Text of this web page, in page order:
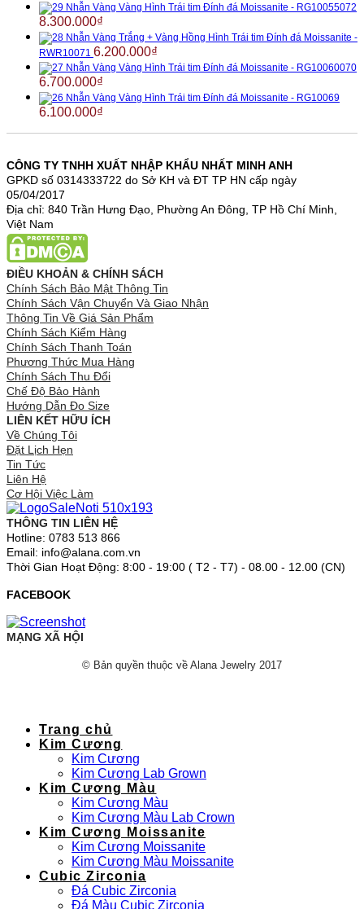
Nhẫn Vàng Vàng Hình Trái tim Đính đá Moissanite - RG10055072
8.300.000₫
Nhẫn Vàng Trắng + Vàng Hồng Hình Trái tim Đính đá Moissanite -
RWR10071 6.200.000₫
Nhẫn Vàng Vàng Hình Trái tim Đính đá Moissanite - RG10060070
6.700.000₫
Nhẫn Vàng Vàng Hình Trái tim Đính đá Moissanite - RG10069
6.100.000₫
CÔNG TY TNHH XUẤT NHẬP KHẨU NHẤT MINH ANH
GPKD số 0314333722 do Sở KH và ĐT TP HN cấp ngày
05/04/2017
Địa chỉ: 840 Trần Hưng Đạo, Phường An Đông, TP Hồ Chí Minh,
Việt Nam
ĐIỀU KHOẢN & CHÍNH SÁCH
Chính Sách Bảo Mật Thông Tin
Chính Sách Vận Chuyển Và Giao Nhận
Thông Tin Về Giá Sản Phẩm
Chính Sách Kiểm Hàng
Chính Sách Thanh Toán
Phương Thức Mua Hàng
Chính Sách Thu Đổi
Chế Độ Bảo Hành
Hướng Dẫn Đo Size
LIÊN KẾT HỮU ÍCH
Về Chúng Tôi
Đặt Lịch Hẹn
Tin Tức
Liên Hệ
Cơ Hội Việc Làm
THÔNG TIN LIÊN HỆ
Hotline: 0783 513 866
Email: info@alana.com.vn
Thời Gian Hoạt Động: 8:00 - 19:00 ( T2 - T7) - 08.00 - 12.00 (CN)
FACEBOOK
MẠNG XÃ HỘI
© Bản quyền thuộc về Alana Jewelry 2017
Trang chủ
Kim Cương
Kim Cương
Kim Cương Lab Grown
Kim Cương Màu
Kim Cương Màu
Kim Cương Màu Lab Crown
Kim Cương Moissanite
Kim Cương Moissanite
Kim Cương Màu Moissanite
Cubic Zirconia
Đá Cubic Zirconia
Đá Màu Cubic Zirconia